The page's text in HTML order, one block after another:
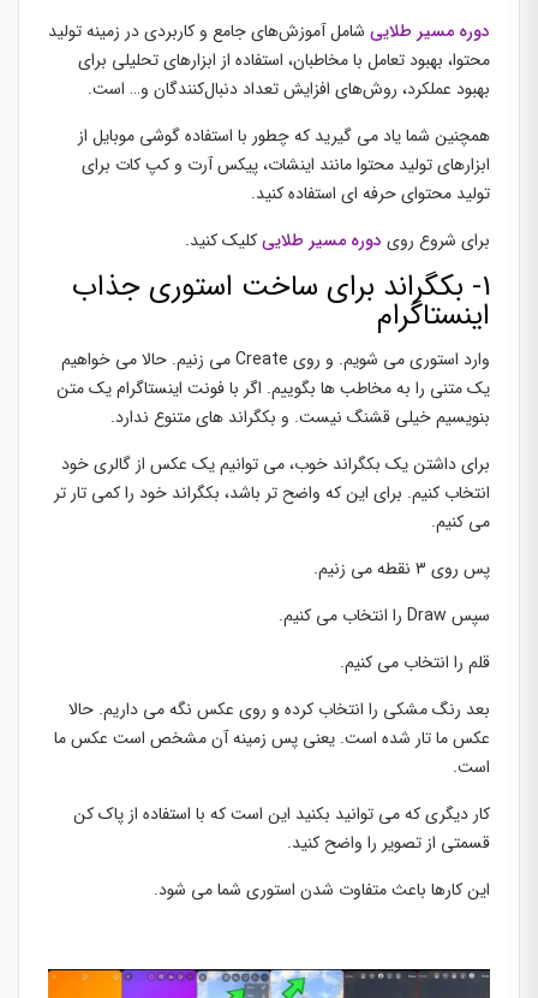
دوره مسیر طلایی شامل آموزش‌های جامع و کاربردی در زمینه تولید
محتوا، بهبود تعامل با مخاطبان، استفاده از ابزارهای تحلیلی برای
بهبود عملکرد، روش‌های افزایش تعداد دنبال‌کنندگان و… است.
همچنین شما یاد می گیرید که چطور با استفاده گوشی موبایل از
ابزارهای تولید محتوا مانند اینشات، پیکس آرت و کپ کات برای
تولید محتوای حرفه ای استفاده کنید.
برای شروع روی دوره مسیر طلاییکلیک کنید.
1- بکگراند برای ساخت استوری جذاب
اینستاگرام
وارد استوری می شویم. و روی Create می زنیم. حالا می خواهیم
یک متنی را به مخاطب ها بگوییم. اگر با فونت اینستاگرام یک متن
بنویسیم خیلی قشنگ نیست. و بکگراند های متنوع ندارد.
برای داشتن یک بکگراند خوب، می توانیم یک عکس از گالری خود
انتخاب کنیم. برای این که واضح تر باشد، بکگراند خود را کمی تار تر
می کنیم.
پس روی 3 نقطه می زنیم.
سپس Draw را انتخاب می کنیم.
قلم را انتخاب می کنیم.
بعد رنگ مشکی را انتخاب کرده و روی عکس نگه می داریم. حالا
عکس ما تار شده است. یعنی پس زمینه آن مشخص است عکس ما
است.
کار دیگری که می توانید بکنید این است که با استفاده از پاک کن
قسمتی از تصویر را واضح کنید.
این کارها باعث متفاوت شدن استوری شما می شود.